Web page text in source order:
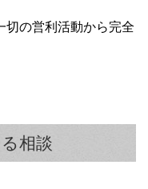
切の営利活動から完全
相談